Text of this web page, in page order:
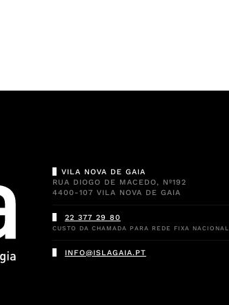
VILA NOVA DE GAIA
RUA DIOGO DE MACEDO, Nº192
4400-107 VILA NOVA DE GAIA
22 377 29 80
CUSTO DA CHAMADA PARA REDE FIXA NACIONAL
INFO@ISLAGAIA.PT